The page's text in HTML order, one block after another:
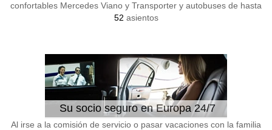
confortables Mercedes Viano y Transporter y autobuses de hasta
52 asientos
Su socio seguro en Europa 24/7
Al irse a la comisión de servicio o pasar vacaciones con la familia